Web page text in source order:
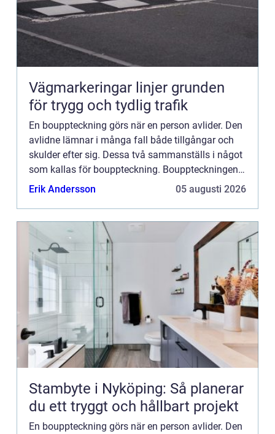
Vägmarkeringar linjer grunden
för trygg och tydlig trafik
En bouppteckning görs när en person avlider. Den
avlidne lämnar i många fall både tillgångar och
skulder efter sig. Dessa två sammanställs i något
som kallas för bouppteckning. Bouppteckningen
g&...
Erik Andersson 05 augusti 2026
Stambyte i Nyköping: Så planerar
du ett tryggt och hållbart projekt
En bouppteckning görs när en person avlider. Den